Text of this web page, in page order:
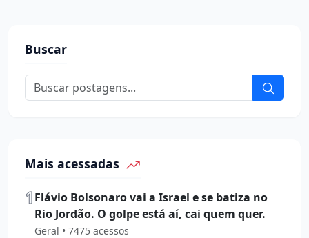
Buscar
Mais acessadas
1Flávio Bolsonaro vai a Israel e se batiza no
Rio Jordão. O golpe está aí, cai quem quer.
Geral • 7475 acessos